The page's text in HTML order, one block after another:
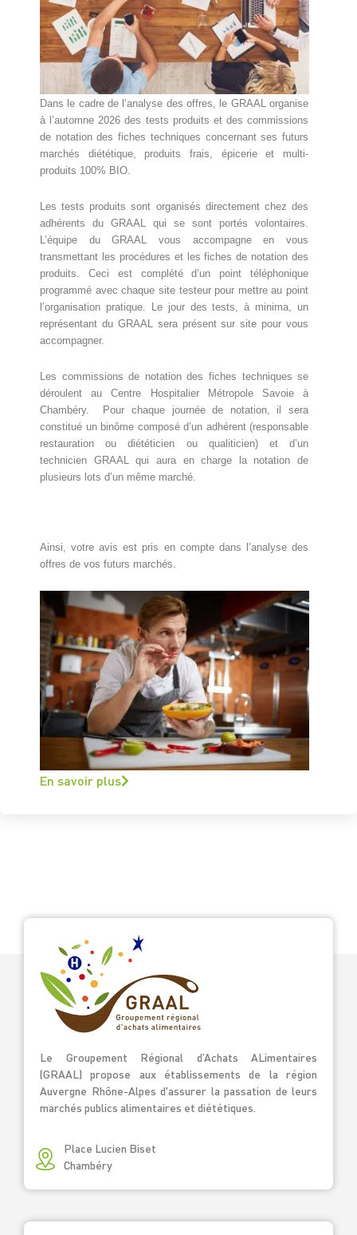
Dans le cadre de l’analyse des offres, le GRAAL organise
à l’automne 2026 des tests produits et des commissions
de notation des fiches techniques concernant ses futurs
marchés diététique, produits frais, épicerie et multi-
produits 100% BIO.
Les tests produits sont organisés directement chez des
adhérents du GRAAL qui se sont portés volontaires.
L’équipe du GRAAL vous accompagne en vous
transmettant les procédures et les fiches de notation des
produits. Ceci est complété d’un point téléphonique
programmé avec chaque site testeur pour mettre au point
l’organisation pratique. Le jour des tests, à minima, un
représentant du GRAAL sera présent sur site pour vous
accompagner.
Les commissions de notation des fiches techniques se
déroulent au Centre Hospitalier Métropole Savoie à
Chambéry. Pour chaque journée de notation, il sera
constitué un binôme composé d’un adhérent (responsable
restauration ou diététicien ou qualiticien) et d’un
technicien GRAAL qui aura en charge la notation de
plusieurs lots d’un même marché.
Ainsi, votre avis est pris en compte dans l’analyse des
offres de vos futurs marchés.
En savoir plus
Le Groupement Régional d’Achats ALimentaires
(GRAAL) propose aux établissements de la région
Auvergne Rhône-Alpes d'assurer la passation de leurs
marchés publics alimentaires et diététiques.
Place Lucien Biset
Chambéry